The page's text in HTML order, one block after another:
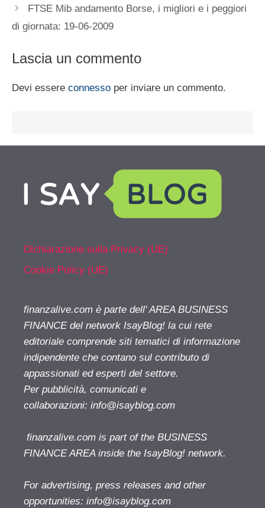
FTSE Mib andamento Borse, i migliori e i peggiori
di giornata: 19-06-2009
Lascia un commento
Devi essere connesso per inviare un commento.
Dichiarazione sulla Privacy (UE)
Cookie Policy (UE)
finanzalive.com è parte dell' AREA BUSINESS
FINANCE del network IsayBlog! la cui rete
editoriale comprende siti tematici di informazione
indipendente che contano sul contributo di
appassionati ed esperti del settore.
Per pubblicità, comunicati e
collaborazioni: info@isayblog.com
finanzalive.com is part of the BUSINESS
FINANCE AREA inside the IsayBlog! network.
For advertising, press releases and other
opportunities: info@isayblog.com